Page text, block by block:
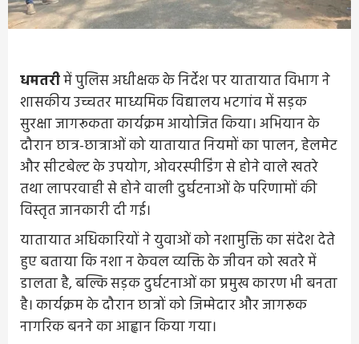
धमतरीमें पुलिस अधीक्षक के निर्देश पर यातायात विभाग ने
शासकीय उच्चतर माध्यमिक विद्यालय भटगांव में सड़क
सुरक्षा जागरूकता कार्यक्रम आयोजित किया। अभियान के
दौरान छात्र-छात्राओं को यातायात नियमों का पालन, हेलमेट
और सीटबेल्ट के उपयोग, ओवरस्पीडिंग से होने वाले खतरे
तथा लापरवाही से होने वाली दुर्घटनाओं के परिणामों की
विस्तृत जानकारी दी गई।
यातायात अधिकारियों ने युवाओं को नशामुक्ति का संदेश देते
हुए बताया कि नशा न केवल व्यक्ति के जीवन को खतरे में
डालता है, बल्कि सड़क दुर्घटनाओं का प्रमुख कारण भी बनता
है। कार्यक्रम के दौरान छात्रों को जिम्मेदार और जागरूक
नागरिक बनने का आह्वान किया गया।